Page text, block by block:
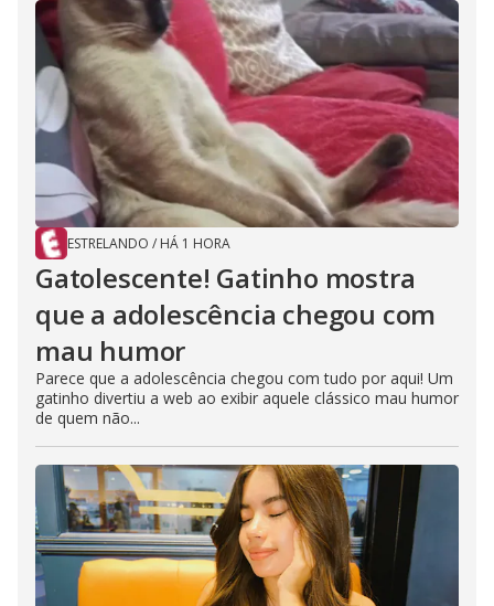
ESTRELANDO / HÁ 1 HORA
Gatolescente! Gatinho mostra
que a adolescência chegou com
mau humor
Parece que a adolescência chegou com tudo por aqui! Um
gatinho divertiu a web ao exibir aquele clássico mau humor
de quem não...